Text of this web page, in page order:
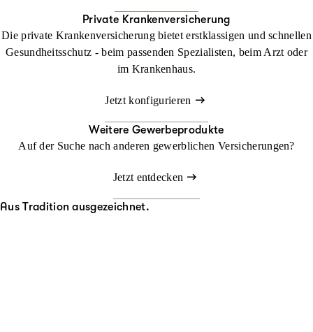
Private Krankenversicherung
Die private Krankenversicherung bietet erstklassigen und schnellen
Gesundheitsschutz - beim passenden Spezialisten, beim Arzt oder
im Krankenhaus.
Jetzt konfigurieren
Weitere Gewerbeprodukte
Auf der Suche nach anderen gewerblichen Versicherungen?
Jetzt entdecken
Aus Tradition ausgezeichnet.